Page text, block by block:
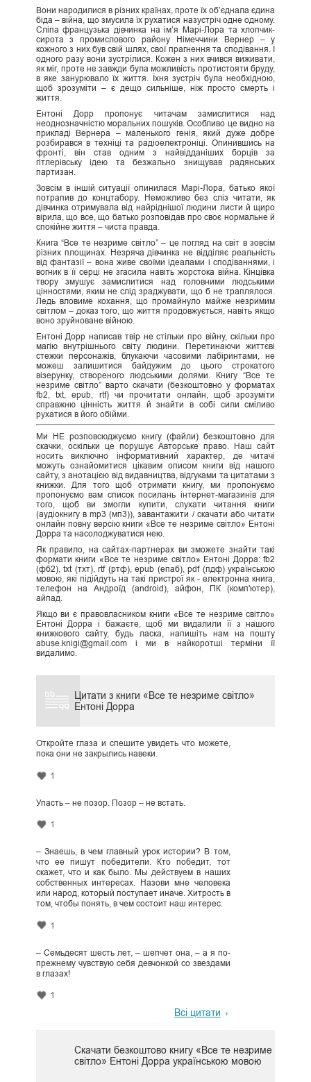
Вони народилися в різних країнах, проте їх об’єднала єдина
біда – війна, що змусила їх рухатися назустріч одне одному.
Сліпа французька дівчинка на ім’я Марі-Лора та хлопчик-
сирота з промислового району Німеччини Вернер – у
кожного з них був свій шлях, свої прагнення та сподівання. І
одного разу вони зустрілися. Кожен з них вчився виживати,
як міг, проте не завжди була можливість протистояти бруду,
в яке занурювало їх життя. Їхня зустріч була необхідною,
щоб зрозуміти – є дещо сильніше, ніж просто смерть і
життя.
Ентоні Дорр пропонує читачам замислитися над
неоднозначністю моральних пошуків. Особливо це видно на
прикладі Вернера – маленького генія, який дуже добре
розбирався в техніці та радіоелектроніці. Опинившись на
фронті, він став одним з найвідданіших борців за
гітлерівську ідею та безжально знищував радянських
партизан.
Зовсім в іншій ситуації опинилася Марі-Лора, батько якої
потрапив до концтабору. Неможливо без сліз читати, як
дівчинка отримувала від найріднішої людини листи й щиро
вірила, що все, що батько розповідав про своє нормальне й
спокійне життя – чиста правда.
Книга “Все те незриме світло” – це погляд на світ в зовсім
різних площинах. Незряча дівчинка не відділяє реальність
від фантазії – вона живе своїми ідеалами і сподіваннями, і
вогник в її серці не згасила навіть жорстока війна. Кінцівка
твору змушує замислитися над головними людськими
цінностями, яким не слід зраджувати, що б не траплялося.
Ледь вловиме кохання, що промайнуло майже незримим
світлом – доказ того, що життя продовжується, навіть якщо
воно зруйноване війною.
Ентоні Дорр написав твір не стільки про війну, скільки про
магію внутрішнього світу людини. Перетинаючи життєві
стежки персонажів, блукаючи часовими лабіринтами, не
можеш залишитися байдужим до цього строкатого
візерунку, створеного людськими долями. Книгу “Все те
незриме світло” варто скачати (безкоштовно у форматах
fb2, txt, epub, rtf) чи прочитати онлайн, щоб зрозуміти
справжню цінність життя й знайти в собі сили сміливо
рухатися в його обійми.
Ми НЕ розповсюджуємо книгу (файли) безкоштовно для
скачки, оскільки це порушує Авторське право. Наш сайт
носить виключно інформативний характер, де читачі
можуть ознайомитися цікавим описом книги від нашого
сайту, з анотацією від видавництва, відгуками та цитатами з
книжки. Для того щоб отримати книгу, ми пропонуємо
пропонуємо вам список посилань інтернет-магазинів для
того, щоб ви змогли купити, слухати читання книги
(аудіокнигу в mp3 (мп3)), завантажити / скачати або читати
онлайн повну версію книги «Все те незриме світло» Ентоні
Дорра та насолоджуватися нею.
Як правило, на сайтах-партнерах ви зможете знайти такі
формати книги «Все те незриме світло» Ентоні Дорра: fb2
(фб2), txt (тхт), rtf (ртф), epub (епаб), pdf (пдф) українською
мовою, які підійдуть на такі пристрої як - електронна книга,
телефон на Андроїд (android), айфон, ПК (комп'ютер),
айпад.
Якщо ви є правовласником книги «Все те незриме світло»
Ентоні Дорра і бажаєте, щоб ми видалили її з нашого
книжкового сайту, будь ласка, напишіть нам на пошту
abuse.knigi@gmail.com і ми в найкоротші терміни її
видалимо.
Цитати з книги «Все те незриме світло»
Ентоні Дорра
Откройте глаза и спешите увидеть что можете,
пока они не закрылись навеки.
1
Упасть – не позор. Позор – не встать.
1
– Знаешь, в чем главный урок истории? В том,
что ее пишут победители. Кто победит, тот
скажет, что и как было. Мы действуем в наших
собственных интересах. Назови мне человека
или народ, который поступает иначе. Хитрость в
том, чтобы понять, в чем состоит наш интерес.
1
– Семьдесят шесть лет, – шепчет она, – а я по-
прежнему чувствую себя девчонкой со звездами
в глазах!
1
Всі цитати
Скачати безкоштово книгу «Все те незриме
світло» Ентоні Дорра українською мовою